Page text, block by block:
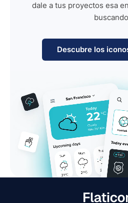
dale a tus proyectos esa
Descubre los